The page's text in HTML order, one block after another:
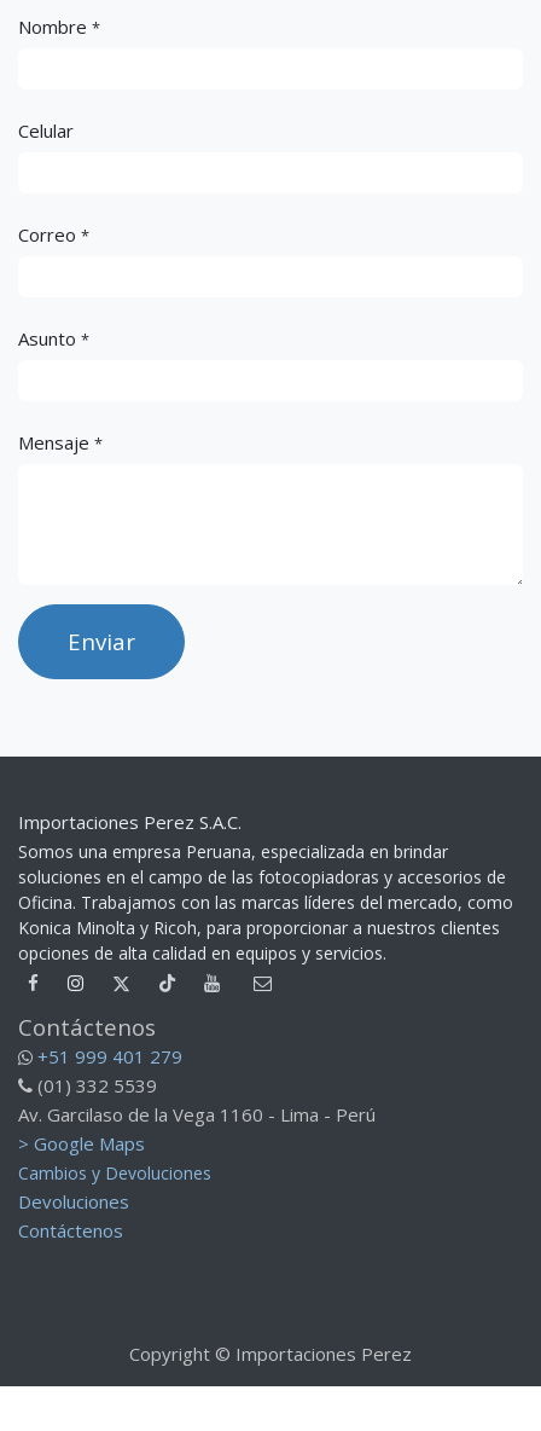
Nombre *
Celular
Correo *
Asunto *
Mensaje *
Enviar
Importaciones Perez S.A.C.
Somos una empresa Peruana, especializada en brindar
soluciones en el campo de las fotocopiadoras y accesorios de
Oficina. Trabajamos con las marcas líderes del mercado, como
Konica Minolta y Ricoh, para proporcionar a nuestros clientes
opciones de alta calidad en equipos y servicios.​
Contáctenos
+51 999 401 279
(01) 332 5539
Av. Garcilaso de la Vega 1160 - Lima - Perú
> Google Maps
Cambios y Devoluciones
Devoluciones
Contáctenos
Copyright © Importaciones Perez